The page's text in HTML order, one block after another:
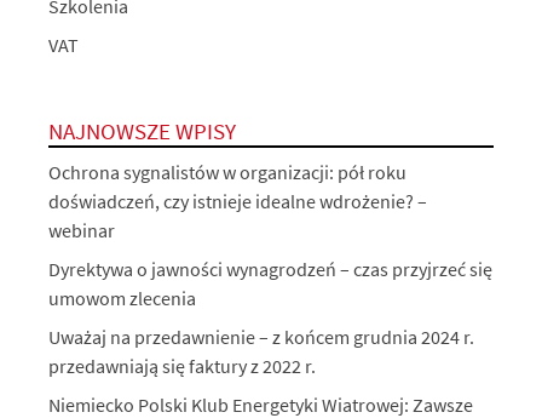
Szkolenia
VAT
NAJNOWSZE WPISY
Ochrona sygnalistów w organizacji: pół roku
doświadczeń, czy istnieje idealne wdrożenie? –
webinar
Dyrektywa o jawności wynagrodzeń – czas przyjrzeć się
umowom zlecenia
Uważaj na przedawnienie – z końcem grudnia 2024 r.
przedawniają się faktury z 2022 r.
Niemiecko Polski Klub Energetyki Wiatrowej: Zawsze